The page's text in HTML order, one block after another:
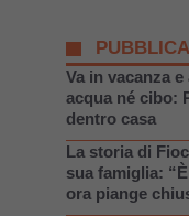
Va in vacanza
acqua né cibo:
dentro casa
La storia di
sua famiglia:
ora piange